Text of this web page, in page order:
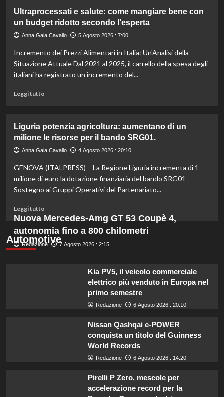
esperti.
Fondo
di
solidarietà:
milioni
per
le
colpite
da
calamità.
Ultraprocessati e salute: come mangiare bene con
un budget ridotto secondo l’esperta
Anna Gaia Cavallo 5 Agosto 2026 : 7:00
Incremento dei Prezzi Alimentari in Italia: Un'Analisi della
Situazione Attuale Dal 2021 al 2025, il carrello della spesa degli
italiani ha registrato un incremento del...
Leggi tuttoLeggi
Ultraprocessati
e
salute:
mangiare
bene
con
ridotto
l’esperta
Liguria potenzia agricoltura: aumentano di un
milione le risorse per il bando SRG01.
Anna Gaia Cavallo 4 Agosto 2026 : 20:10
GENOVA (ITALPRESS) – La Regione Liguria incrementa di 1
milione di euro la dotazione finanziaria del bando SRG01 –
Sostegno ai Gruppi Operativi del Partenariato...
Leggi tuttoLeggi
di
più
su
Liguria
Automotive
Nuova Mercedes-Amg GT 53 Coupè 4,
autonomia fino a 800 chilometri
Redazione 7 Agosto 2026 : 2:15
Kia PV5, il veicolo commerciale
elettrico più venduto in Europa nel
primo semestre
Redazione 6 Agosto 2026 : 20:10
Nissan Qashqai e-POWER
conquista un titolo del Guinness
World Records
Redazione 6 Agosto 2026 : 14:20
Pirelli P Zero, mescole per
accelerazione record per la